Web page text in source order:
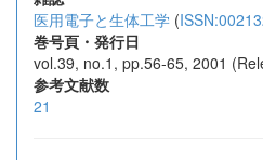
医用電子と生体工学 (
巻号頁・発行日
vol.39, no.1, pp.56-65, 2001
参考文献数
21